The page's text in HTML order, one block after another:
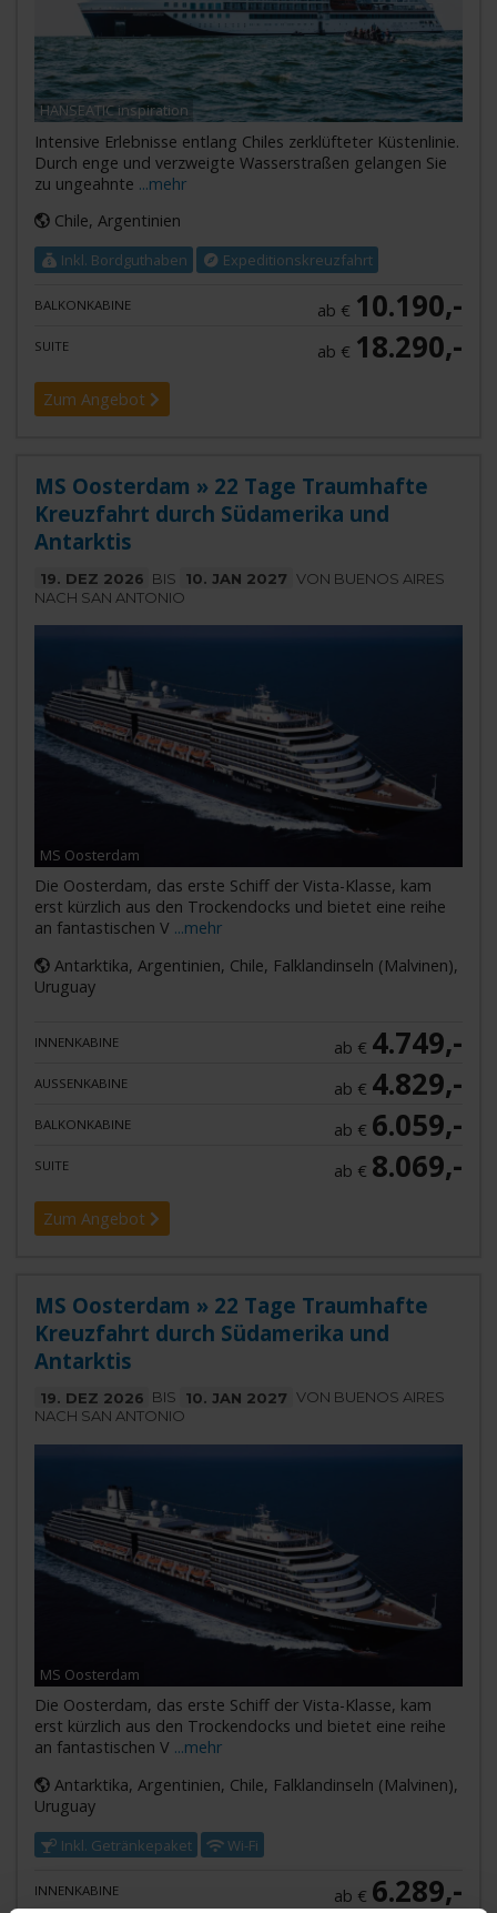
HANSEATIC inspiration
Intensive Erlebnisse entlang Chiles zerklüfteter Küstenlinie.
Durch enge und verzweigte Wasserstraßen gelangen Sie
zu ungeahnte ...mehr
Chile, Argentinien
Inkl. Bordguthaben Expeditionskreuzfahrt
BALKONKABINE ab € 10.190,-
SUITE ab € 18.290,-
Zum Angebot
MS Oosterdam » 22 Tage Traumhafte
Kreuzfahrt durch Südamerika und
Antarktis
19. DEZ 2026 BIS 10. JAN 2027 VON BUENOS AIRES
NACH SAN ANTONIO
MS Oosterdam
Die Oosterdam, das erste Schiff der Vista-Klasse, kam
erst kürzlich aus den Trockendocks und bietet eine reihe
an fantastischen V ...mehr
Antarktika, Argentinien, Chile, Falklandinseln (Malvinen),
Uruguay
INNENKABINE ab € 4.749,-
AUSSENKABINE ab € 4.829,-
BALKONKABINE ab € 6.059,-
SUITE ab € 8.069,-
Zum Angebot
MS Oosterdam » 22 Tage Traumhafte
Kreuzfahrt durch Südamerika und
Antarktis
19. DEZ 2026 BIS 10. JAN 2027 VON BUENOS AIRES
NACH SAN ANTONIO
MS Oosterdam
Die Oosterdam, das erste Schiff der Vista-Klasse, kam
erst kürzlich aus den Trockendocks und bietet eine reihe
an fantastischen V ...mehr
Antarktika, Argentinien, Chile, Falklandinseln (Malvinen),
Uruguay
Inkl. Getränkepaket Wi-Fi
INNENKABINE ab € 6.289,-